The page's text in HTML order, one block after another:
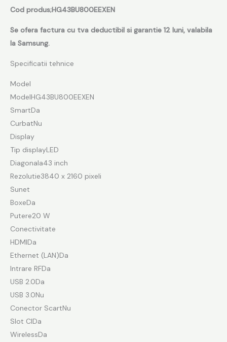
Cod produs;HG43BU800EEXEN
Se ofera factura cu tva deductibil si garantie 12 luni, valabila
la Samsung.
Specificatii tehnice
Model
ModelHG43BU800EEXEN
SmartDa
CurbatNu
Display
Tip displayLED
Diagonala43 inch
Rezolutie3840 x 2160 pixeli
Sunet
BoxeDa
Putere20 W
Conectivitate
HDMIDa
Ethernet (LAN)Da
Intrare RFDa
USB 2.0Da
USB 3.0Nu
Conector ScartNu
Slot CIDa
WirelessDa